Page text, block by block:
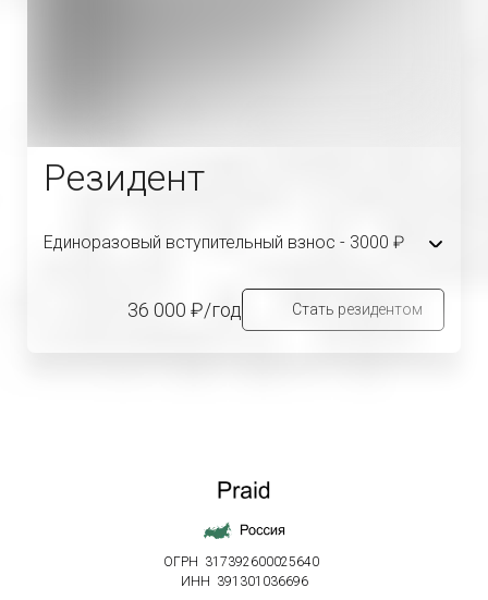
Резидент
Единоразовый вступительный взнос - 3000 ₽
12 закрытых встреч
Стать резидентом
36 000 ₽/год
ОГРН 317392600025640
ИНН 391301036696